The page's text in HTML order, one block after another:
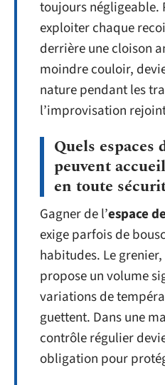
toujours négligeable.
exploiter chaque
derrière une cloison
moindre couloir,
nature pendant les
l’improvisation
Quels espaces
peuvent
en toute
Gagner de l’espace
exige parfois de
habitudes. Le
propose un volume
variations de
guettent. Dans une
contrôle régulier
obligation pour